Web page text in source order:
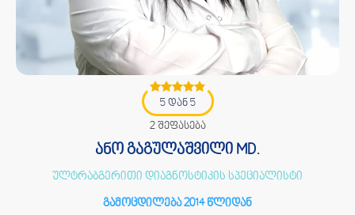
5 დან 5
2 შეფასება
ანო გაგულაშვილი MD.
ულტრაბგერითი დიაგნოსტიკის სპეციალისტი
გამოცდილება 2014 წლიდან